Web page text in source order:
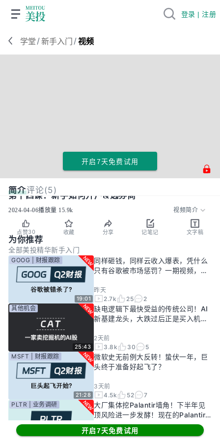
学堂 /新手入门 /视频
开启7天免费试用
简介评论(5)
第十四课：新手如何开户&选券商
2024-04-06播放量 15.9k 视频简介
点赞30 收藏 分享 记笔记 文字稿
为你推荐
全部美投精华新手入门
19:01
GOOG | 财报跟踪
同样砸钱，同样云收入爆表，凭什么
只有谷歌被市场惩罚？一期视频，告
昨天
2.7k
25 2
25:43
其他机会
缺电逻辑下最快受益的传统公司！AI
新基建龙头，大跌过后正是买入机
2天前
3.8k
30 5
21:28
MSFT | 财报跟踪
微软史无前例大反转！蛰伏一年，巨
头终于准备好起飞了？
3天前
4.5k
52 7
PLTR | 业务调研
大厂集体挖Palantir墙角！下半年见
顶风险进一步发酵！现在的Palantir
还要投资吗？
6天前
开启7天免费试用
登录 | 注册